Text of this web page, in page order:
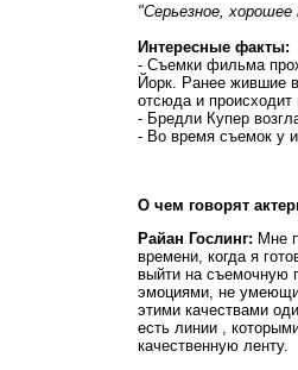
"Серьезное, хорошее
Интересные факты:
- Съемки фильма
Йорк. Ранее жившие
отсюда и
- Бредли Купер
- Во время съемок у
О чем говорят
Райан Гослинг: Мне
времени, когда я
выйти на съемочную
эмоциями, не
этими качествами
есть линии ,
качественную ленту.